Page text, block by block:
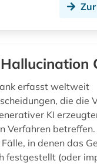
datenschutz (4)
datenverarbeitung (1)
datenwirtschaft (1)
erfasst weltweit
die die
KI
Verfahren
in denen das
festgestellt (oder